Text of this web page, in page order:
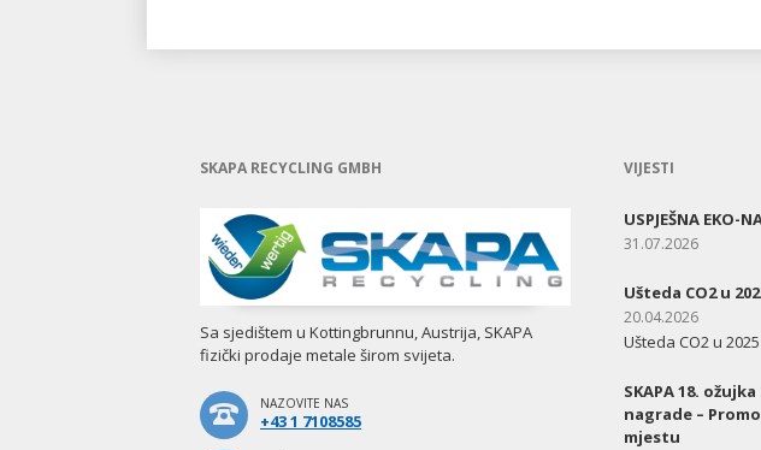
SKAPA RECYCLING GMBH
Sa sjedištem u Kottingbrunnu, Austrija, SKAPA
fizički prodaje metale širom svijeta.
NAZOVITE NAS
+43 1 7108585
VIJESTI
USPJEŠNA EKO-
31.07.2026
Ušteda CO2 u
20.04.2026
Ušteda CO2 u 2025
SKAPA 18.
nagrade –
mjestu